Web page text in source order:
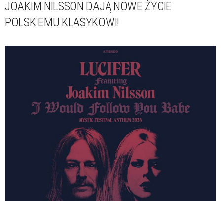
JOAKIM NILSSON DAJĄ NOWE ŻYCIE
POLSKIEMU KLASYKOWI!